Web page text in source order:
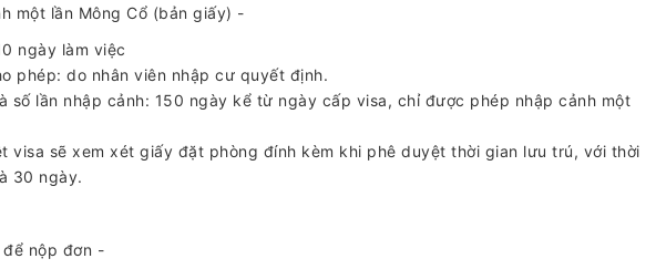
một lần Mông Cổ (bản giấy) -
ngày làm việc
phép: do nhân viên nhập cư quyết định.
số lần nhập cảnh: 150 ngày kể từ ngày cấp visa, chỉ được phép nhập cảnh một
visa sẽ xem xét giấy đặt phòng đính kèm khi phê duyệt thời gian lưu trú, với thời
30 ngày.
nộp đơn -